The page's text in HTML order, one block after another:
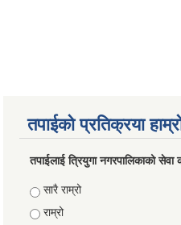
तपाईको प्रतिक्रया
तपाईलाई त्रियुगा नगरपालिकाको सेवा
Choices
सारै राम्रो
राम्रो